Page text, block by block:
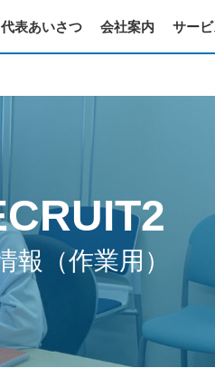
代表あいさつ 会社案内 サー
報（作業用）